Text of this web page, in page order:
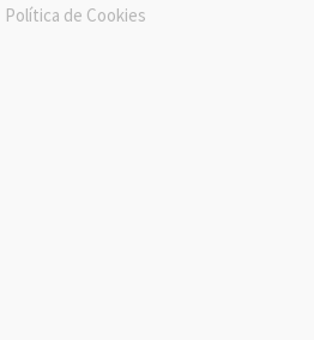
Política de Cookies